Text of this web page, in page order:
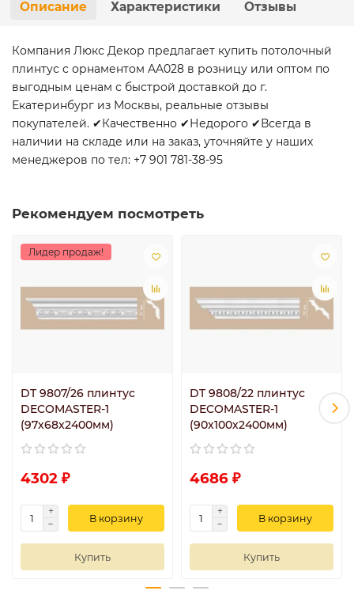
Описание Характеристики Отзывы
Компания Люкс Декор предлагает купить потолочный
плинтус с орнаментом AA028 в розницу или оптом по
выгодным ценам с быстрой доставкой до г.
Екатеринбург из Москвы, реальные отзывы
покупателей. ✔Качественно ✔Недорого ✔Всегда в
наличии на складе или на заказ, уточняйте у наших
менеджеров по тел: +7 901 781-38-95
Рекомендуем посмотреть
Лидер продаж!
DT 9807/26 плинтус
DECOMASTER-1
(97х68х2400мм)
4302 ₽
В корзину
Купить
DT 9808/22 плинтус
DECOMASTER-1
(90х100х2400мм)
4686 ₽
В корзину
Купить